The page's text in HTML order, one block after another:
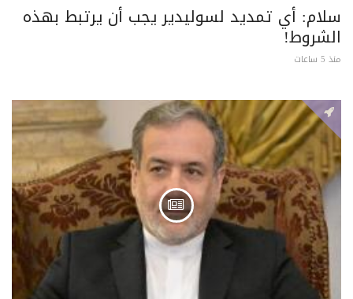
سلام: أي تمديد لسوليدير يجب أن يرتبط بهذه
الشروط!
منذ 5 ساعات